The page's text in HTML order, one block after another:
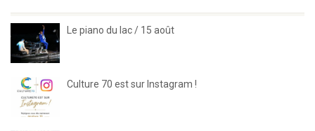
Le piano du lac / 15 août
Culture 70 est sur Instagram !